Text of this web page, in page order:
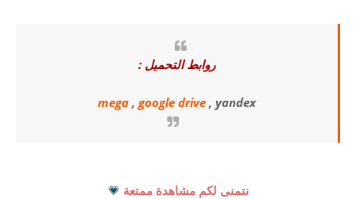
روابط التحميل :
mega , google drive , yandex
نتمنى لكم مشاهدة ممتعة 💗